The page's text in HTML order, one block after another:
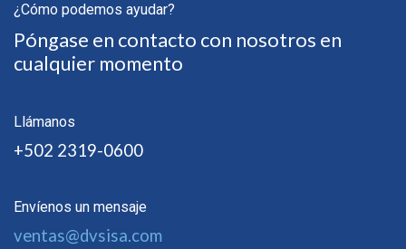
¿Cómo podemos ayudar?
Póngase en contacto con nosotros en
cualquier momento
Llámanos
+502 2319-0600
Envíenos un mensaje
ventas@dvsisa.com